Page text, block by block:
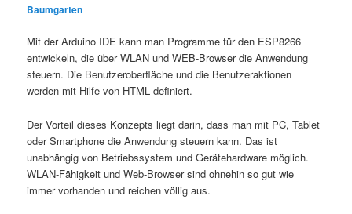
Baumgarten
Mit der Arduino IDE kann man Programme für den ESP8266
entwickeln, die über WLAN und WEB-Browser die Anwendung
steuern. Die Benutzeroberfläche und die Benutzeraktionen
werden mit Hilfe von HTML definiert.
Der Vorteil dieses Konzepts liegt darin, dass man mit PC, Tablet
oder Smartphone die Anwendung steuern kann. Das ist
unabhängig von Betriebssystem und Gerätehardware möglich.
WLAN-Fähigkeit und Web-Browser sind ohnehin so gut wie
immer vorhanden und reichen völlig aus.